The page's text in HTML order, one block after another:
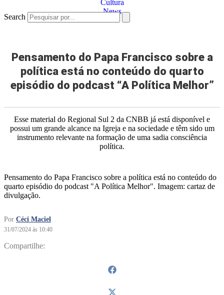
Search
Pensamento do Papa Francisco sobre a
política está no conteúdo do quarto
episódio do podcast “A Política Melhor”
Esse material do Regional Sul 2 da CNBB já está disponível e
possui um grande alcance na Igreja e na sociedade e têm sido um
instrumento relevante na formação de uma sadia consciência
política.
Pensamento do Papa Francisco sobre a política está no conteúdo do
quarto episódio do podcast "A Política Melhor". Imagem: cartaz de
divulgação.
Por Céci Maciel
31/07/2024 às 10:40
Compartilhe: